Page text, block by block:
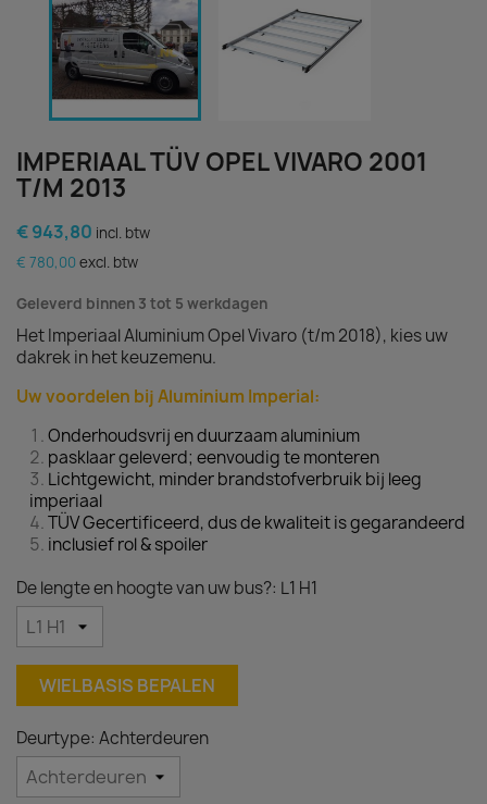
IMPERIAAL TÜV OPEL VIVARO 2001
T/M 2013
€ 943,80 incl. btw
€ 780,00 excl. btw
Geleverd binnen 3 tot 5 werkdagen
Het Imperiaal Aluminium Opel Vivaro (t/m 2018), kies uw
dakrek in het keuzemenu.
Uw voordelen bij Aluminium Imperial:
Onderhoudsvrij en duurzaam aluminium
pasklaar geleverd; eenvoudig te monteren
Lichtgewicht, minder brandstofverbruik bij leeg
imperiaal
TÜV Gecertificeerd, dus de kwaliteit is gegarandeerd
inclusief rol & spoiler
De lengte en hoogte van uw bus?: L1 H1
WIELBASIS BEPALEN
Deurtype: Achterdeuren